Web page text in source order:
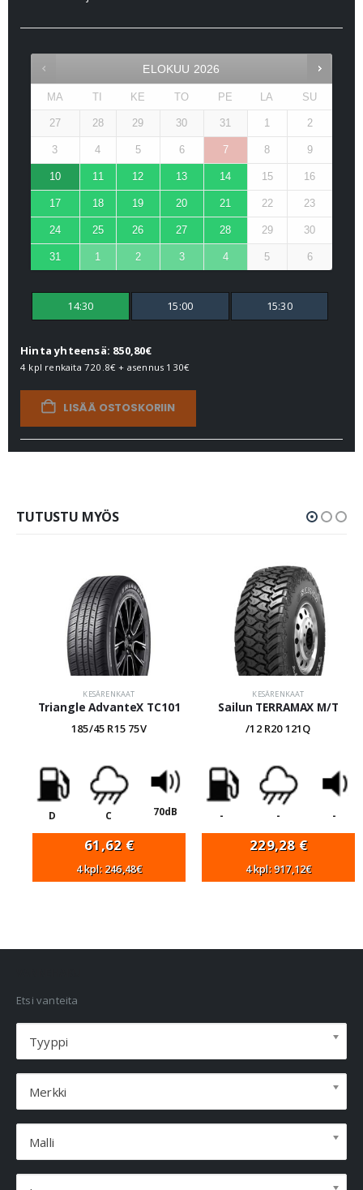
ELOKUU 2026
MA TI KE TO PE LA SU
27 28 29 30 31 1 2
3 4 5 6 7 8 9
10 11 12 13 14 15 16
17 18 19 20 21 22 23
24 25 26 27 28 29 30
31 1 2 3 4 5 6
14:30 15:00 15:30
Hinta yhteensä: 850,80€
4 kpl renkaita 720.8€ + asennus 130€
LISÄÄ OSTOSKORIIN
TUTUSTU MYÖS
KESÄRENKAAT
Triangle AdvanteX TC101
185/45 R15 75V
D C 70dB
61,62 €
4 kpl: 246,48€
KESÄRENKAAT
Sailun TERRAMAX M/T
/12 R20 121Q
- - -
229,28 €
4 kpl: 917,12€
Etsi vanteita
Tyyppi
Merkki
Malli